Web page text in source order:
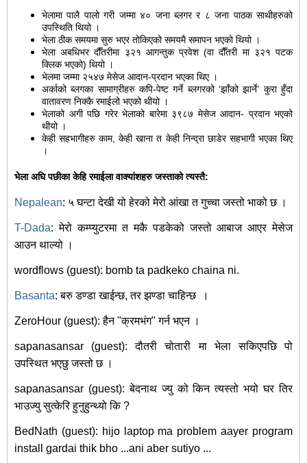
भेलामा पालै पालो गरी जम्मा ४० जना ब्लगर र ८ जना पाठक साथीहरुको
उपस्थिति थियो ।
भेला ठीक समयमा सुरु भएर तोकिएको समयमै समापन भएको थियो ।
भेला अबधिभर दौँतरीमा ३२१ आगन्तुक प्रवेश (वा दौँतरी मा ३२१ पटक
क्लिक भएको) थियो ।
भेलमा जम्मा २५४७ मेसेज आदान-प्रदान भएका थिए ।
अर्काको ब्लगका सामाग्रीहरु कपि-पेष्ट गर्ने ब्लगरको ‘झाँको झार्ने’ कुरा हुँदा
वातावरण निक्कै रमाईलो भएको थीयो ।
भेलाको अगी पछि गरेर भेलाको बारेमा ३९८७ मेसेज आदान- प्रदान भएको
थीयो ।
केही सहभागीहरु काम, केही खाना त केही निन्द्रा छाडेर सहभागी भएका थिए
।
भेला अघि पछीका केहि रमाईला वाक्यांशहरु जस्ताको त्यस्तै:
Nepalean: ५ घन्टा देखी यो हेरको मेरो आंखा त गुच्चा जस्तो भाको छ ।
T-Dada: मेरो कम्प्युटरमा त मकै पडकेको जस्तो आबाज आएर मेसेज
आउन थाल्यो ।
wordflows (guest): bomb ta padkeko chaina ni.
Basanta: बरु डण्डा खाईन्छ, तर झण्डा चाहिन्छ ।
ZeroHour (guest): हैन "क्रमभंग" गर्न भएन ।
sapanasansar (guest): दौतरी चोतारी मा भेला सकिएपछि पो
उपस्थित भएछु जस्तो छ ।
sapanasansar (guest): बेदनाथ ज्यु को किन त्यस्तो भयो घर तिर
भाउज्यु सुत्केरि हुनुहुन्थ्यो कि ?
BedNath (guest): hijo laptop ma problem aayer program
install gardai thik bho ...ani aber sutiyo ...